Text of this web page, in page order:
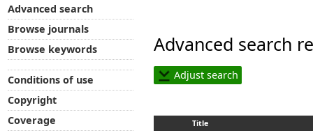
Advanced search
Adjust search
Title
Advanced search
Browse journals
Browse keywords
Conditions of use
Copyright
Coverage